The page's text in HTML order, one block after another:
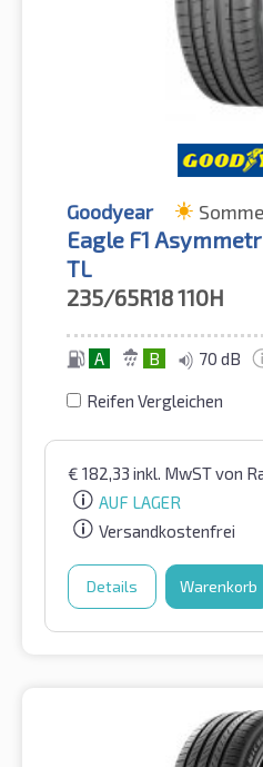
Goodyear
Eagle F1
TL
235/65R18110H
A B 70 dB
Reifen Vergleichen
€ 182,33 inkl. MwSTvon
AUF LAGER
Versandkostenfrei
Details Warenkorb